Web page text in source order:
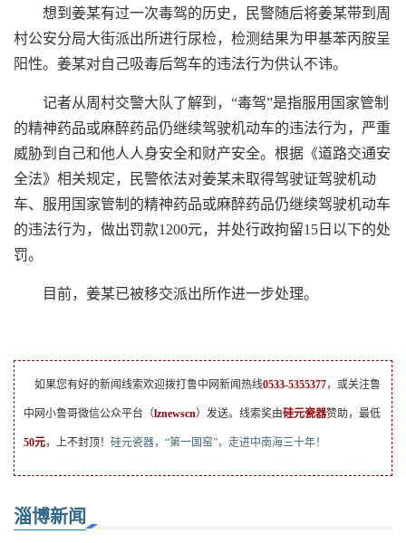
想到姜某有过一次毒驾的历史，民警随后将姜某带到周
村公安分局大街派出所进行尿检，检测结果为甲基苯丙胺呈
阳性。姜某对自己吸毒后驾车的违法行为供认不讳。
记者从周村交警大队了解到，“毒驾”是指服用国家管制
的精神药品或麻醉药品仍继续驾驶机动车的违法行为，严重
威胁到自己和他人人身安全和财产安全。根据《道路交通安
全法》相关规定，民警依法对姜某未取得驾驶证驾驶机动
车、服用国家管制的精神药品或麻醉药品仍继续驾驶机动车
的违法行为，做出罚款1200元，并处行政拘留15日以下的处
罚。
目前，姜某已被移交派出所作进一步处理。
如果您有好的新闻线索欢迎拨打鲁中网新闻热线0533-5355377，或关注鲁
中网小鲁哥微信公众平台（lznewscn）发送。线索奖由硅元瓷器赞助，最低
50元，上不封顶！ 硅元瓷器，“第一国窑”，走进中南海三十年！
淄博新闻